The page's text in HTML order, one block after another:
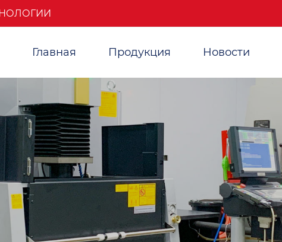
Главная Продукция Новости